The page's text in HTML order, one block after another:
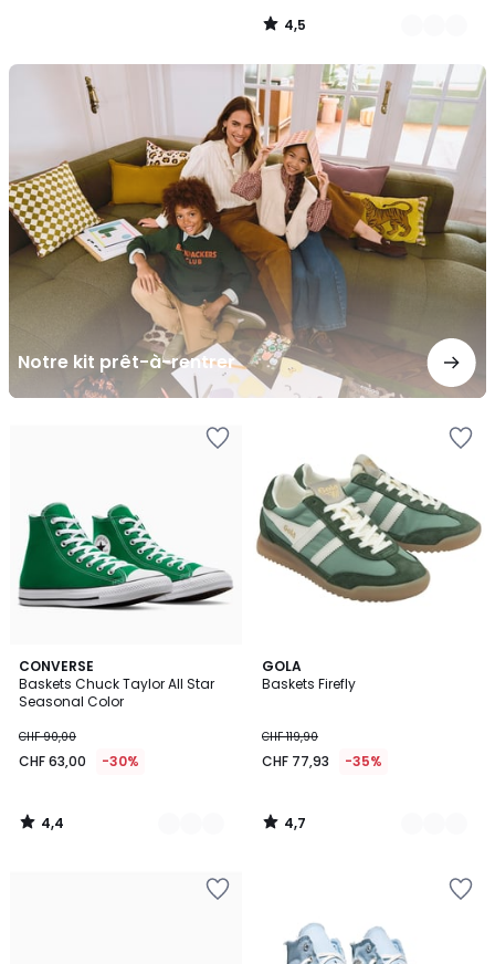
Notre kit prêt-à-rentrer
Notre
rentrer
4,5
/
CONVERSE
Baskets Chuck Taylor All Star
Seasonal Color
CHF 90,00
CHF 63,00 -30%
4,4
/ 5
5
Couleurs
4,4
/
GOLA
Baskets Firefly
CHF 119,90
CHF 77,93 -35%
4,7
/ 5
2
Couleurs
4,7
/